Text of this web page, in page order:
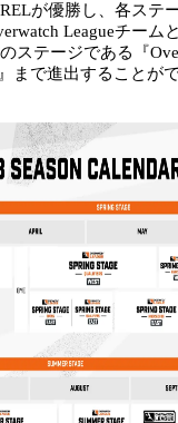
が優勝し、各ステ
Leagueチーム
ステージである『
まで進出することが